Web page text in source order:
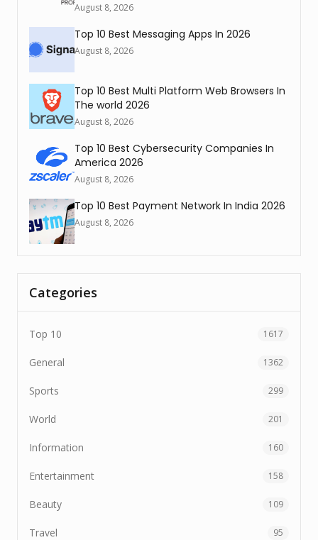
August 8, 2026
Top 10 Best Messaging Apps In 2026
August 8, 2026
Top 10 Best Multi Platform Web Browsers In
The world 2026
August 8, 2026
Top 10 Best Cybersecurity Companies In
America 2026
August 8, 2026
Top 10 Best Payment Network In India 2026
August 8, 2026
Categories
Top 10 1617
General 1362
Sports 299
World 201
Information 160
Entertainment 158
Beauty 109
Travel 95